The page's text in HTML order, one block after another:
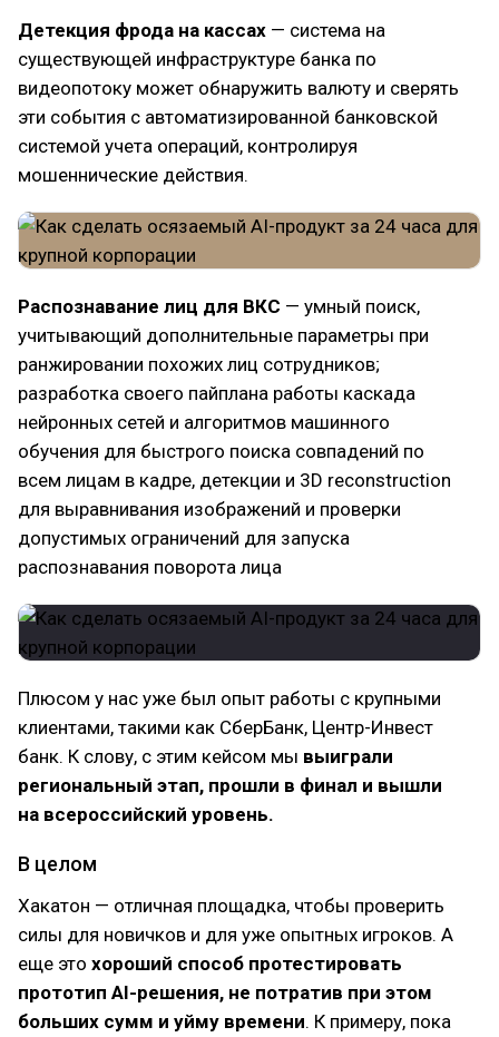
Детекция фрода на кассах — система на
существующей инфраструктуре банка по
видеопотоку может обнаружить валюту и сверять
эти события с автоматизированной банковской
системой учета операций, контролируя
мошеннические действия.
Распознавание лиц для ВКС — умный поиск,
учитывающий дополнительные параметры при
ранжировании похожих лиц сотрудников;
разработка своего пайплана работы каскада
нейронных сетей и алгоритмов машинного
обучения для быстрого поиска совпадений по
всем лицам в кадре, детекции и 3D reconstruction
для выравнивания изображений и проверки
допустимых ограничений для запуска
распознавания поворота лица
Плюсом у нас уже был опыт работы с крупными
клиентами, такими как СберБанк, Центр-Инвест
банк. К слову, с этим кейсом мы выиграли
региональный этап, прошли в финал и вышли
на всероссийский уровень.
В целом
Хакатон — отличная площадка, чтобы проверить
силы для новичков и для уже опытных игроков. А
еще это хороший способ протестировать
прототип AI-решения, не потратив при этом
больших сумм и уйму времени. К примеру, пока